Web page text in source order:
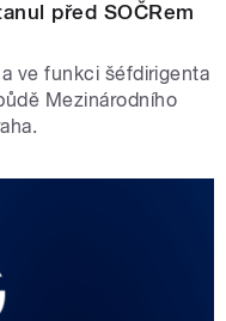
před SOČRem
ve funkci šéfdirigenta
Mezinárodního